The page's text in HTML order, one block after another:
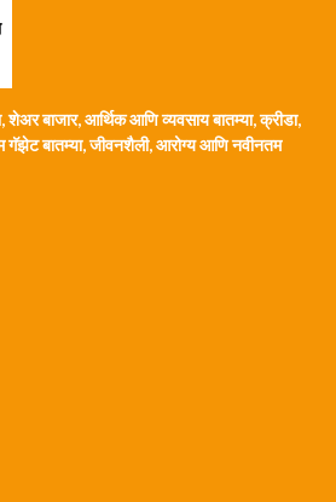
शेअर बाजार, आर्थिक आणि व्यवसाय बातम्या, क्रीडा,
गॅझेट बातम्या, जीवनशैली, आरोग्य आणि नवीनतम